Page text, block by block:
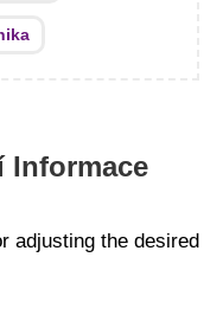
Informace
adjusting the desired